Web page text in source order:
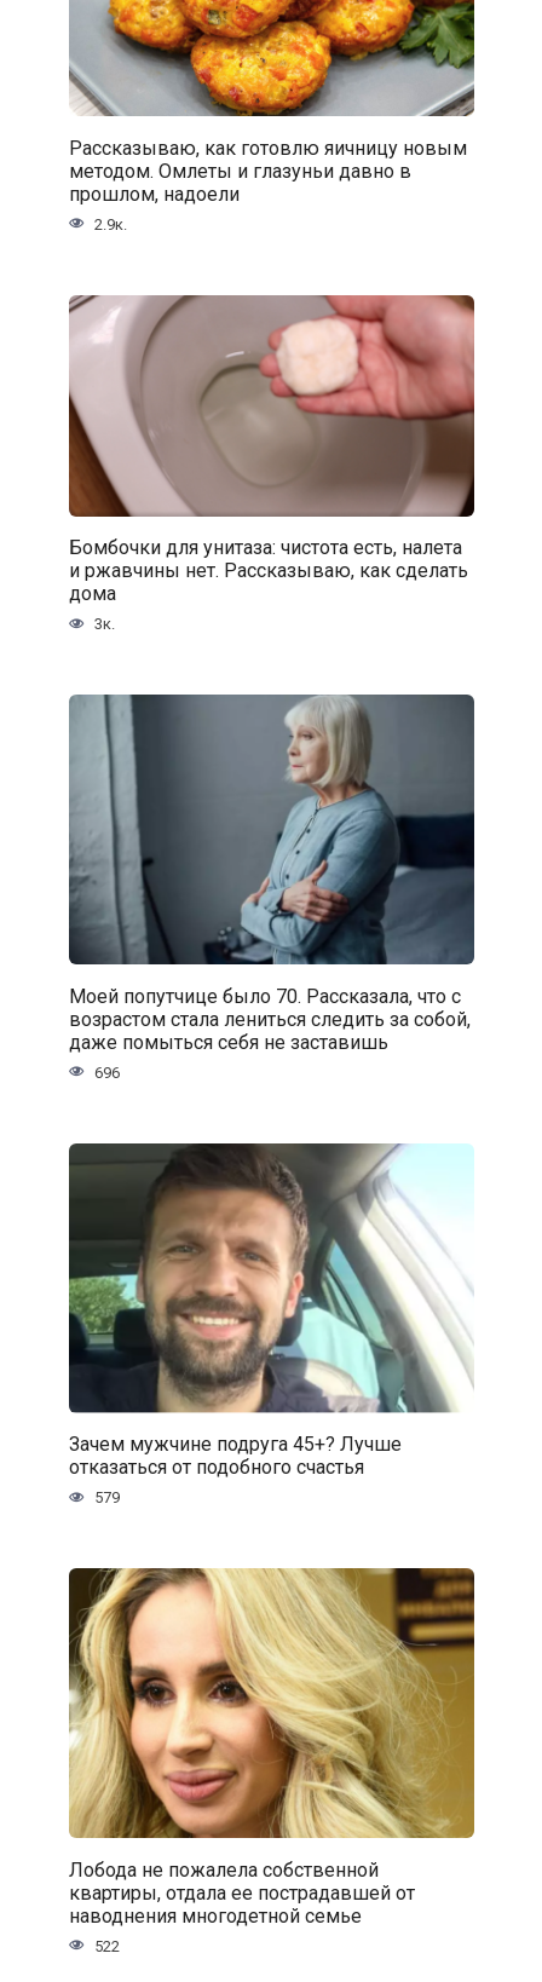
Рассказываю, как готовлю яичницу новым
методом. Омлеты и глазуньи давно в
прошлом, надоели
2.9к.
Бомбочки для унитаза: чистота есть, налета
и ржавчины нет. Рассказываю, как сделать
дома
3к.
Моей попутчице было 70. Рассказала, что с
возрастом стала лениться следить за собой,
даже помыться себя не заставишь
696
Зачем мужчине подруга 45+? Лучше
отказаться от подобного счастья
579
Лобода не пожалела собственной
квартиры, отдала ее пострадавшей от
наводнения многодетной семье
522